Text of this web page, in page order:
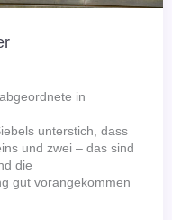
in
unterstich, dass
und zwei – das sind
die
gut vorangekommen